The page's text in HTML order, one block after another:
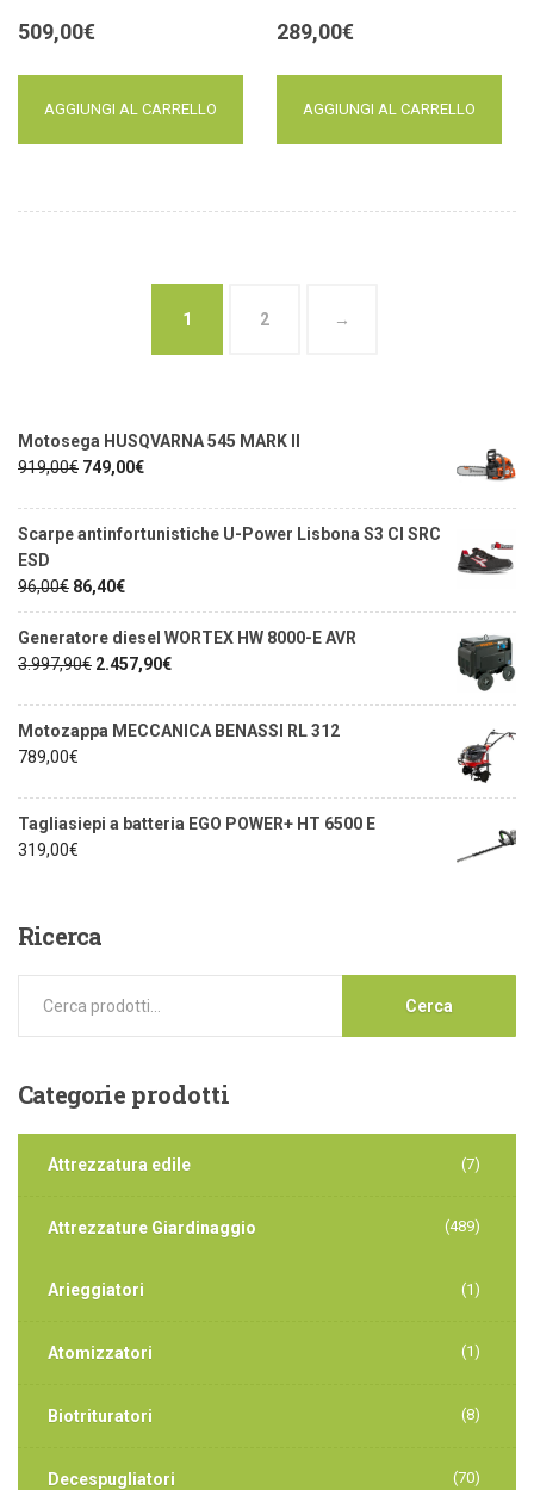
509,00€
AGGIUNGI AL CARRELLO
289,00€
AGGIUNGI AL CARRELLO
1 2 →
Motosega HUSQVARNA 545 MARK II
919,00€ 749,00€
Scarpe antinfortunistiche U-Power Lisbona S3 CI SRC
ESD
96,00€ 86,40€
Generatore diesel WORTEX HW 8000-E AVR
3.997,90€ 2.457,90€
Motozappa MECCANICA BENASSI RL 312
789,00€
Tagliasiepi a batteria EGO POWER+ HT 6500 E
319,00€
Ricerca
Cerca
Categorieprodotti
Attrezzatura edile (7)
Attrezzature Giardinaggio (489)
Arieggiatori (1)
Atomizzatori (1)
Biotrituratori (8)
Decespugliatori (70)